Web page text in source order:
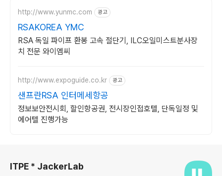
http://www.yunmc.com 광고
RSAKOREA YMC
RSA 독일 파이프 환봉 고속 절단기, ILC오일미스트분사장
치 전문 와이엠씨
http://www.expoguide.co.kr 광고
샌프란RSA 인터메세항공
정보보안전시회, 할인항공권, 전시장인접호텔, 단독일정 및
에어텔 진행가능
ITPE * JackerLab